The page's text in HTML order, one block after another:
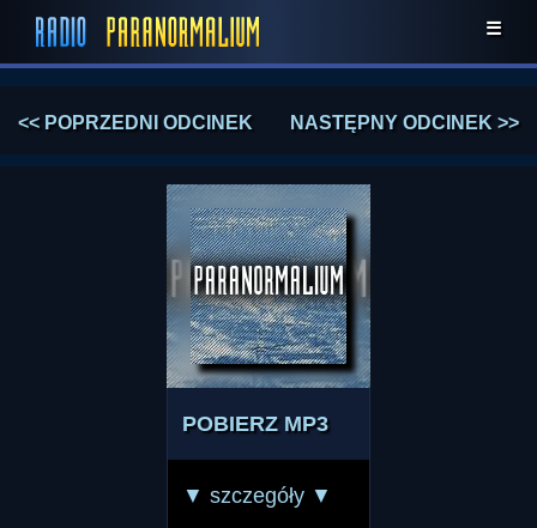
☰
<< POPRZEDNI ODCINEK NASTĘPNY ODCINEK >>
POBIERZ MP3
▼ szczegóły ▼